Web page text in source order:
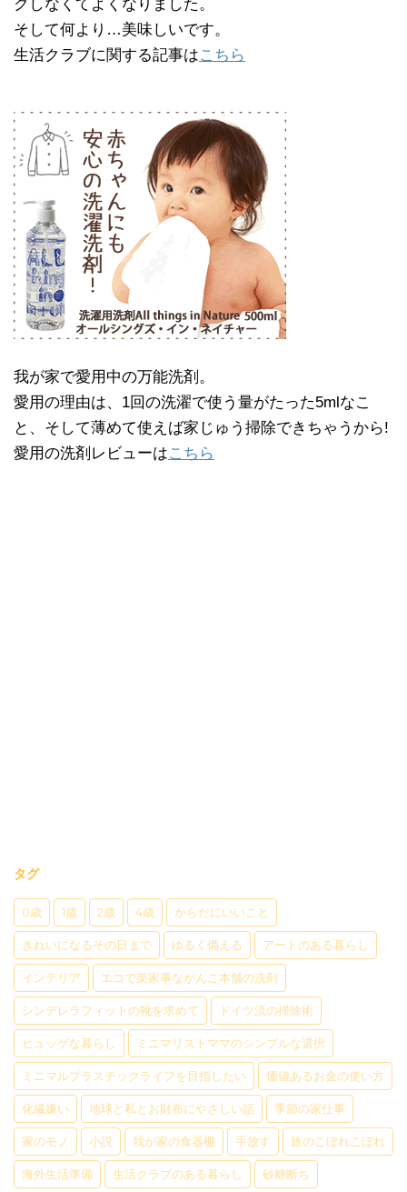
クしなくてよくなりました。
そして何より…美味しいです。
生活クラブに関する記事はこちら
我が家で愛用中の万能洗剤。
愛用の理由は、1回の洗濯で使う量がたった5mlなこ
と、そして薄めて使えば家じゅう掃除できちゃうから!
愛用の洗剤レビューはこちら
タグ
0歳 1歳 2歳 4歳 からだにいいこと
きれいになるその日まで ゆるく備える アートのある暮らし
インテリア エコで楽家事ながんこ本舗の洗剤
シンデレラフィットの靴を求めて ドイツ流の掃除術
ヒュッゲな暮らし ミニマリストママのシンプルな選択
ミニマルプラスチックライフを目指したい 価値あるお金の使い方
化繊嫌い 地球と私とお財布にやさしい話 季節の家仕事
家のモノ 小説 我が家の食器棚 手放す 旅のこぼれこぼれ
海外生活準備 生活クラブのある暮らし 砂糖断ち